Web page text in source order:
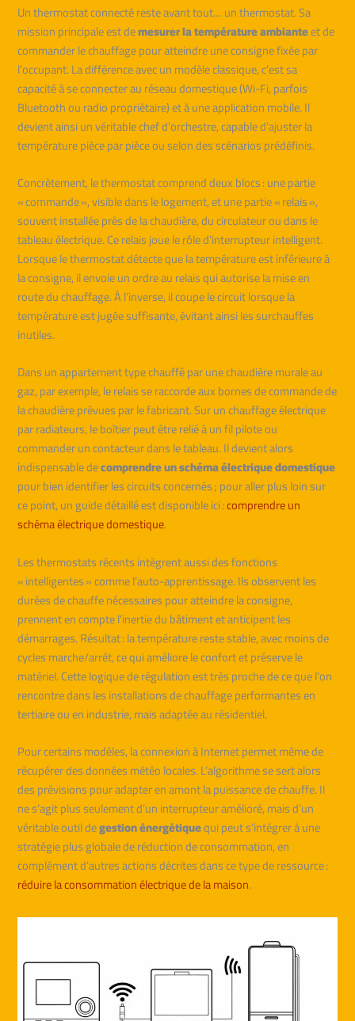
Un thermostat connecté reste avant tout… un thermostat. Sa
mission principale est demesurer la température ambianteet de
commander le chauffage pour atteindre une consigne fixée par
l’occupant. La différence avec un modèle classique, c’est sa
capacité à se connecter au réseau domestique (Wi-Fi, parfois
Bluetooth ou radio propriétaire) et à une application mobile. Il
devient ainsi un véritable chef d’orchestre, capable d’ajuster la
température pièce par pièce ou selon des scénarios prédéfinis.
Concrètement, le thermostat comprend deux blocs : une partie
« commande », visible dans le logement, et une partie « relais »,
souvent installée près de la chaudière, du circulateur ou dans le
tableau électrique. Ce relais joue le rôle d’interrupteur intelligent.
Lorsque le thermostat détecte que la température est inférieure à
la consigne, il envoie un ordre au relais qui autorise la mise en
route du chauffage. À l’inverse, il coupe le circuit lorsque la
température est jugée suffisante, évitant ainsi les surchauffes
inutiles.
Dans un appartement type chauffé par une chaudière murale au
gaz, par exemple, le relais se raccorde aux bornes de commande de
la chaudière prévues par le fabricant. Sur un chauffage électrique
par radiateurs, le boîtier peut être relié à un fil pilote ou
commander un contacteur dans le tableau. Il devient alors
indispensable decomprendre un schéma électrique domestique
pour bien identifier les circuits concernés ; pour aller plus loin sur
ce point, un guide détaillé est disponible ici :comprendre un
schéma électrique domestique.
Les thermostats récents intègrent aussi des fonctions
« intelligentes » comme l’auto-apprentissage. Ils observent les
durées de chauffe nécessaires pour atteindre la consigne,
prennent en compte l’inertie du bâtiment et anticipent les
démarrages. Résultat : la température reste stable, avec moins de
cycles marche/arrêt, ce qui améliore le confort et préserve le
matériel. Cette logique de régulation est très proche de ce que l’on
rencontre dans les installations de chauffage performantes en
tertiaire ou en industrie, mais adaptée au résidentiel.
Pour certains modèles, la connexion à Internet permet même de
récupérer des données météo locales. L’algorithme se sert alors
des prévisions pour adapter en amont la puissance de chauffe. Il
ne s’agit plus seulement d’un interrupteur amélioré, mais d’un
véritable outil degestion énergétiquequi peut s’intégrer à une
stratégie plus globale de réduction de consommation, en
complément d’autres actions décrites dans ce type de ressource :
réduire la consommation électrique de la maison.